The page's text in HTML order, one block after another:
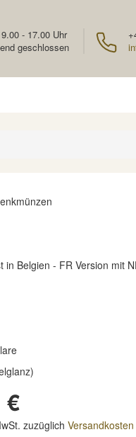
- 17.00 Uhr
geschlossen
in Belgien - FR Version mit
€
zuzüglich Versandkosten